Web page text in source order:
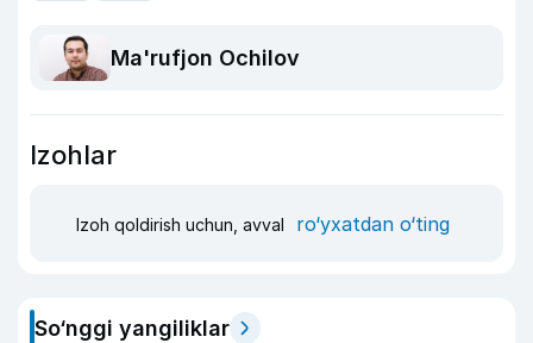
Ma'rufjon Ochilov
Izohlar
Izoh qoldirish uchun, avval ro‘yxatdan o‘ting
So‘nggi yangiliklar